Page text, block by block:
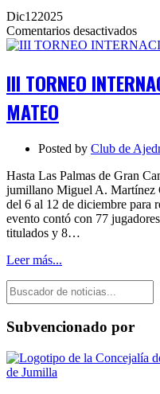
Dic122025
Comentarios desactivadosen
III
III TORNEO
MATEO
Posted by Club de
Hasta Las Palmas de Gran
jumillano Miguel A. Martínez
del 6 al 12 de diciembre para
evento contó con 77
titulados y 8…
Leer más...
BUSCADOR DE
Subvencionado por